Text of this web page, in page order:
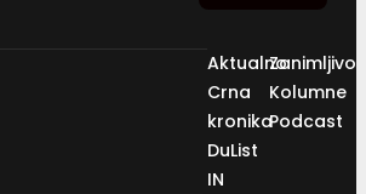
Aktualno
Crna
kronika
DuList
IN
Kolumne
Podcast